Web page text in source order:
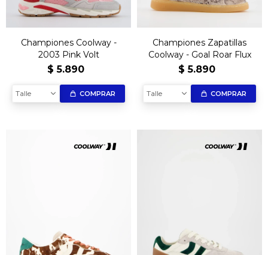
Championes Coolway -
2003 Pink Volt
$ 5.890
Talle COMPRAR
Championes Zapatillas
Coolway - Goal Roar Flux
$ 5.890
Talle COMPRAR